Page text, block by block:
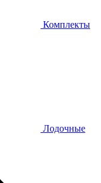
Комплекты
Лодочные